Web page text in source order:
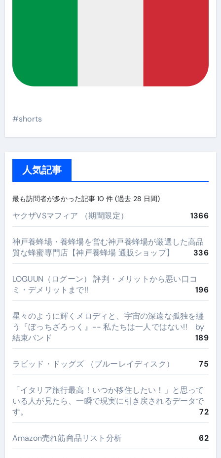
#shorts
人気記事
最も訪問者が多かった記事 10 件 (過去 28 日間)
ヤクザVSマフィア （期間限定） 1366
神戸養蜂場・養蜂場を営む神戸養蜂場が厳選した高品
質な蜂蜜専門店【神戸養蜂場 通販ショップ】
336
LOGUUN（ログーン） 評判・メリットから悪い口コ
ミ・デメリットまで!!
196
星々のように輝くメロディと、宇宙の深遠な孤独を纏
う『ぼっちざろっく』-- 私たちは一人ではない!! by
結束バンド
189
ラビッド・ドッグズ （ブルーレイディスク） 75
​「イタリア旅行最高！いつか移住したい！」と思って
いる人が見たら、一瞬で現実に引き戻されるデータで
す。
72
Amazon売れ筋商品リスト分析 62